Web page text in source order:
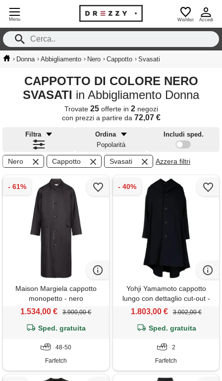
Menu Wishlist Accedi
› Donna › Abbigliamento › Nero › Cappotto › Svasati
CAPPOTTO DI COLORE NERO
SVASATI in Abbigliamento Donna
Trovate 25offerte in 2negozi
con prezzi a partire da 72,07 €
Filtra
Ordina
Popolarità
Includi sped.
Nero Cappotto Svasati Azzera filtri
Maison Margiela cappotto
monopetto - nero
1.534,00 € 3.900,00 €
Sped. gratuita
48-50
Farfetch
Yohji Yamamoto cappotto
lungo con dettaglio cut-out -
blu
1.803,00 € 3.002,00 €
Sped. gratuita
2
Farfetch